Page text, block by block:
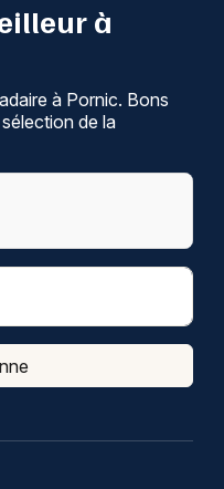
à
à Pornic. Bons
de la